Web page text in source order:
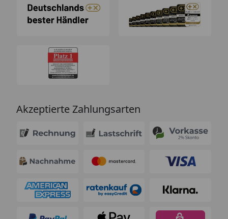
Akzeptierte Zahlungsarten